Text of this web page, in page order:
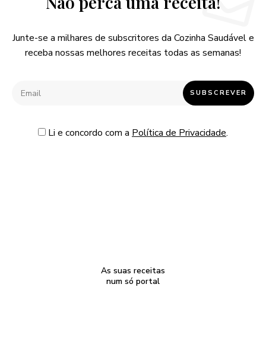
Junte-se a milhares de subscritores da Cozinha Saudável e
receba nossas melhores receitas todas as semanas!
Li e concordo com a Política de Privacidade.
As suas receitas
num só portal